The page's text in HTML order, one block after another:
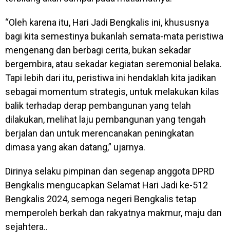
“Oleh karena itu, Hari Jadi Bengkalis ini, khususnya
bagi kita semestinya bukanlah semata-mata peristiwa
mengenang dan berbagi cerita, bukan sekadar
bergembira, atau sekadar kegiatan seremonial belaka.
Tapi lebih dari itu, peristiwa ini hendaklah kita jadikan
sebagai momentum strategis, untuk melakukan kilas
balik terhadap derap pembangunan yang telah
dilakukan, melihat laju pembangunan yang tengah
berjalan dan untuk merencanakan peningkatan
dimasa yang akan datang,” ujarnya.
Dirinya selaku pimpinan dan segenap anggota DPRD
Bengkalis mengucapkan Selamat Hari Jadi ke-512
Bengkalis 2024, semoga negeri Bengkalis tetap
memperoleh berkah dan rakyatnya makmur, maju dan
sejahtera..